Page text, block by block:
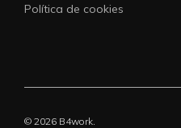
Política de cookies
© 2026 B4work.